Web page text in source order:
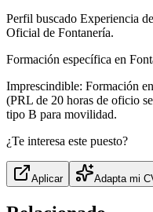
Perfil buscado Experiencia
Oficial de Fontanería.
Formación específica en
Imprescindible: Formación
(PRL de 20 horas de oficio
tipo B para movilidad.
¿Te interesa este puesto?
Aplicar Adapta mi